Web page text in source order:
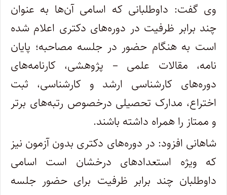
وی گفت: داوطلبانی که اسامی آن‌ها به عنوان
چند برابر ظرفیت در دوره‌های دکتری اعلام شده
است به هنگام حضور در جلسه مصاحبه؛ پایان
نامه، مقالات علمی – پژوهشی، کارنامه‌های
دوره‌های کارشناسی ارشد و کارشناسی، ثبت
اختراع، مدارک تحصیلی درخصوص رتبه‌های برتر
و ممتاز را همراه داشته باشند.
شاهانی افزود:​ در دوره‌های دکتری بدون آزمون نیز
که ویژه استعداد‌های درخشان است اسامی
داوطلبان چند برابر ظرفیت برای حضور جلسه